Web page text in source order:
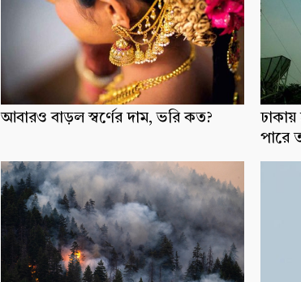
আবারও বাড়ল স্বর্ণের দাম, ভরি কত?
ঢাকায়
পারে